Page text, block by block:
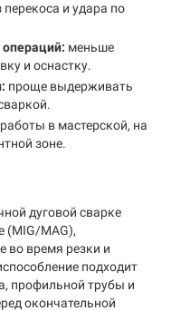
перекоса и удара по
меньше
и оснастку.
проще выдерживать
в мастерской, на
зоне.
дуговой сварке
(MIG/MAG),
во время резки и
подходит
профильной трубы и
окончательной